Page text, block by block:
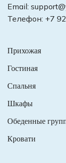
Email:
Телефон: +7
Прихожая
Гостиная
Спальня
Шкафы
Обеденные
Кровати